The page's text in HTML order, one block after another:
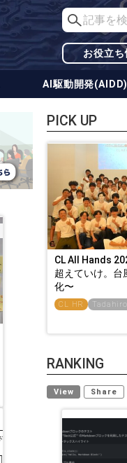
お役立ち
AI駆動開発(AIDD)
PICK UP
CL All Hands
超えていけ。台
化〜
CL HR
RANKING
View Share